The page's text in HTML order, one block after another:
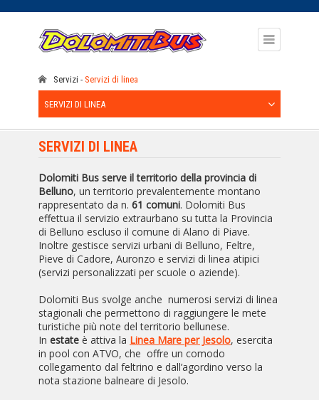
Servizi Servizi di linea
SERVIZI DI LINEA
SERVIZI DI LINEA
Dolomiti Bus serve il territorio della provincia di
Belluno, un territorio prevalentemente montano
rappresentato da n. 61 comuni. Dolomiti Bus
effettua il servizio extraurbano su tutta la Provincia
di Belluno escluso il comune di Alano di Piave.
Inoltre gestisce servizi urbani di Belluno, Feltre,
Pieve di Cadore, Auronzo e servizi di linea atipici
(servizi personalizzati per scuole o aziende).
Dolomiti Bus svolge anche numerosi servizi di linea
stagionali che permettono di raggiungere le mete
turistiche più note del territorio bellunese.
In estate è attiva la Linea Mare per Jesolo, esercita
in pool con ATVO, che offre un comodo
collegamento dal feltrino e dall’agordino verso la
nota stazione balneare di Jesolo.